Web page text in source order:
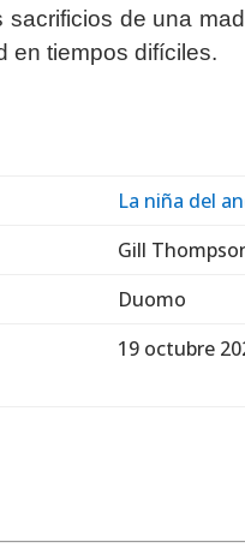
sacrificios de una
en tiempos difíciles.
La niña del
Gill
Duomo
19 octubre